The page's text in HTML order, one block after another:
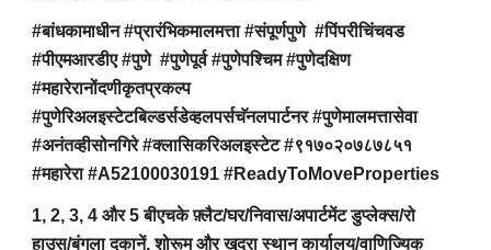
#बांधकामाधीन #प्रारंभिकमालमत्ता #संपूर्णपुणे #पिंपरीचिंचवड
#पीएमआरडीए #पुणे #पुणेपूर्व #पुणेपश्चिम #पुणेदक्षिण
#महारेरानोंदणीकृतप्रकल्प
#पुणेरिअलइस्टेटबिल्डर्सडेव्हलपर्सचॅनलपार्टनर #पुणेमालमत्तासेवा
#अनंतव्हीसोनगिरे #क्लासिकरिअलइस्टेट #९१७०२०७८७८५१
#महारेरा #A52100030191 #ReadyToMoveProperties
1, 2, 3, 4 और 5 बीएचके फ़्लैट/घर/निवास/अपार्टमेंट डुप्लेक्स/रो
हाउस/बंगला दुकानें, शोरूम और खुदरा स्थान कार्यालय/वाणिज्यिक